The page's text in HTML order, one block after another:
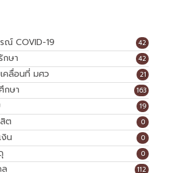
42
ณ์ COVID-19
42
กษา
21
คลื่อนที่ มศว
163
กษา
19
0
ต
0
งิน
0
112